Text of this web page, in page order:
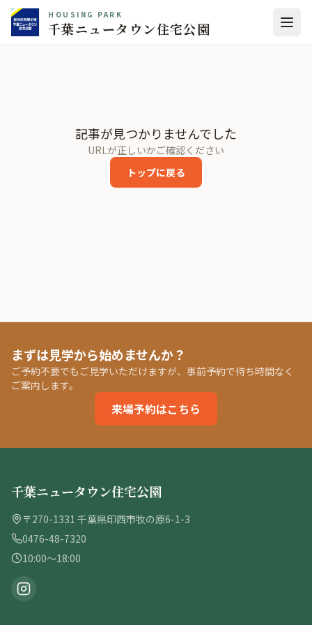
HOUSING PARK
千葉ニュータウン住宅公園
記事が見つかりませんでした
URLが正しいかご確認ください
トップに戻る
まずは見学から始めませんか？
ご予約不要でもご見学いただけますが、事前予約で待ち時間なく
ご案内します。
来場予約はこちら
千葉ニュータウン住宅公園
〒270-1331 千葉県印西市牧の原6-1-3
0476-48-7320
10:00〜18:00